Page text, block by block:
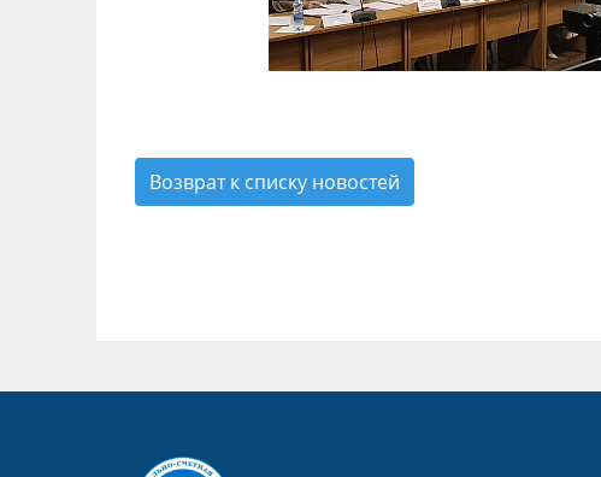
Возврат к списку новостей